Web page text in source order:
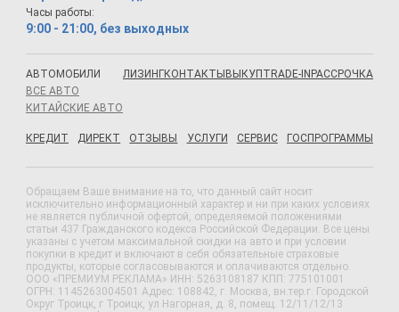
Часы работы:
9:00 - 21:00, без выходных
АВТОМОБИЛИ
ВСЕ АВТО
КИТАЙСКИЕ АВТО
ЛИЗИНГКОНТАКТЫ ВЫКУП TRADE-IN РАССРОЧКА
КРЕДИТ ДИРЕКТ ОТЗЫВЫ УСЛУГИ СЕРВИС ГОСПРОГРАММЫ
Обращаем Ваше внимание на то, что данный сайт носит
исключительно информационный характер и ни при каких условиях
не является публичной офертой, определяемой положениями
статьи 437 Гражданского кодекса Российской Федерации. Все цены
указаны с учетом максимальной скидки на авто и при условии
покупки в кредит и включают в себя обязательные страховые
продукты, которые согласовываются и оплачиваются отдельно.
ООО «ПРЕМИУМ РЕКЛАМА» ИНН: 5263108187 КПП: 775101001
ОГРН: 1145263004501 Адрес: 108842, г. Москва, вн.тер.г. Городской
Округ Троицк, г Троицк, ул Нагорная, д. 8, помещ. 12/11/12/13